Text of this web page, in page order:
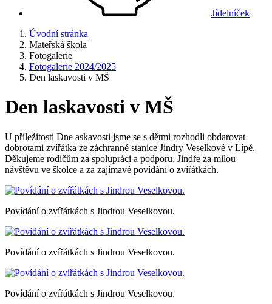
Jídelníček
Úvodní stránka
Mateřská škola
Fotogalerie
Fotogalerie 2024/2025
Den laskavosti v MŠ
Den laskavosti v MŠ
U příležitosti Dne askavosti jsme se s dětmi rozhodli obdarovat
dobrotami zvířátka ze záchranné stanice Jindry Veselkové v Lípě.
Děkujeme rodičům za spolupráci a podporu, Jindře za milou
návštěvu ve školce a za zajímavé povídání o zvířátkách.
Povídání o zvířátkách s Jindrou Veselkovou.
Povídání o zvířátkách s Jindrou Veselkovou.
Povídání o zvířátkách s Jindrou Veselkovou.